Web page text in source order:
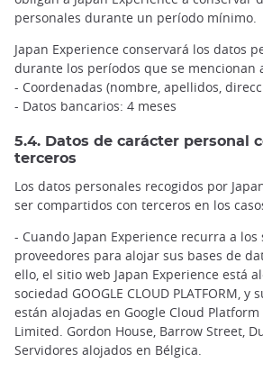
personales durante un período mínimo.
Japan Experience conservará los datos
durante los períodos que se mencionan
- Coordenadas (nombre, apellidos,
- Datos bancarios: 4 meses
5.4. Datos de carácter personal
terceros
Los datos personales recogidos por
ser compartidos con terceros en los
- Cuando Japan Experience recurra a los
proveedores para alojar sus bases de
ello, el sitio web Japan Experience está
sociedad GOOGLE CLOUD PLATFORM, y
están alojadas en Google Cloud
Limited. Gordon House, Barrow Street,
Servidores alojados en Bélgica.